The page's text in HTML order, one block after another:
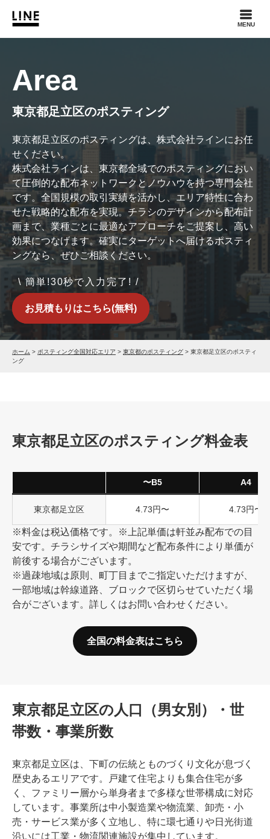
MENU
Area
東京都足立区のポスティング
東京都足立区のポスティングは、株式会社ラインにお任
せください。
株式会社ラインは、東京都全域でのポスティングにおい
て圧倒的な配布ネットワークとノウハウを持つ専門会社
です。全国規模の取引実績を活かし、エリア特性に合わ
せた戦略的な配布を実現。チラシのデザインから配布計
画まで、業種ごとに最適なアプローチをご提案し、高い
効果につなげます。確実にターゲットへ届けるポスティ
ングなら、ぜひご相談ください。
\ 簡単!30秒で入力完了! /
お見積もりはこちら(無料)
ホーム > ポスティング全国対応エリア > 東京都のポスティング > 東京都足立区のポスティ
ング
東京都足立区のポスティング料金表
〜B5 A4
東京都足立区 4.73円〜 4.73円〜
※料金は税込価格です。※上記単価は軒並み配布での目
安です。チラシサイズや期間など配布条件により単価が
前後する場合がございます。
※過疎地域は原則、町丁目までご指定いただけますが、
一部地域は幹線道路、ブロックで区切らせていただく場
合がございます。詳しくはお問い合わせください。
全国の料金表はこちら
東京都足立区の人口（男女別）・世
帯数・事業所数
東京都足立区は、下町の伝統とものづくり文化が息づく
歴史あるエリアです。戸建て住宅よりも集合住宅が多
く、ファミリー層から単身者まで多様な世帯構成に対応
しています。事業所は中小製造業や物流業、卸売・小
売・サービス業が多く立地し、特に環七通りや日光街道
沿いには工業・物流関連施設が集中しています。